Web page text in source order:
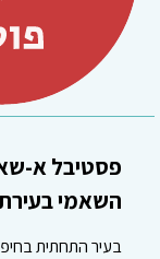
פסטיבל א-
השאמי
בעיר התחתית